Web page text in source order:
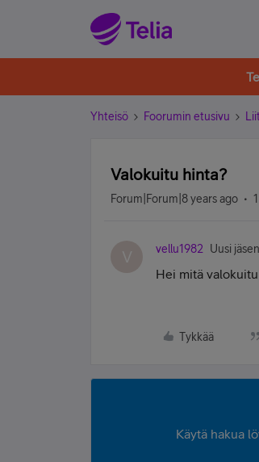
Yhteisö Foorumin etusivu
Valokuitu hinta?
Forum|Forum|8 years ago
V vellu1982 Uusi jäsen
Hei mitä
Tykkää
Käytä hakua